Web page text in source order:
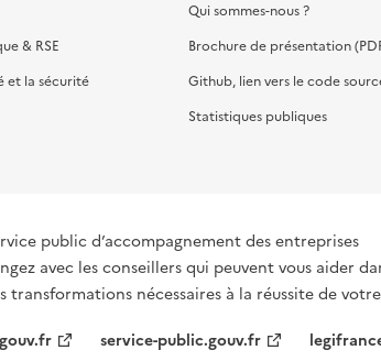
& RSE
et la sécurité
Qui sommes-nous ?
Brochure de présentation
Github, lien vers le code
Statistiques publiques
public d’accompagnement des entreprises
avec les conseillers qui peuvent vous aider
transformations nécessaires à la réussite de
service-public.gouv.fr